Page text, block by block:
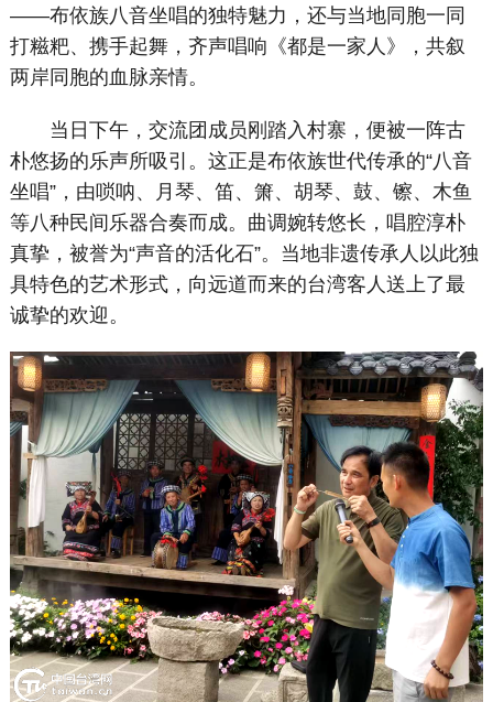
——布依族八音坐唱的独特魅力，还与当地同胞一同
打糍粑、携手起舞，齐声唱响《都是一家人》，共叙
两岸同胞的血脉亲情。
当日下午，交流团成员刚踏入村寨，便被一阵古
朴悠扬的乐声所吸引。这正是布依族世代传承的“八音
坐唱”，由唢呐、月琴、笛、箫、胡琴、鼓、镲、木鱼
等八种民间乐器合奏而成。曲调婉转悠长，唱腔淳朴
真挚，被誉为“声音的活化石”。当地非遗传承人以此独
具特色的艺术形式，向远道而来的台湾客人送上了最
诚挚的欢迎。